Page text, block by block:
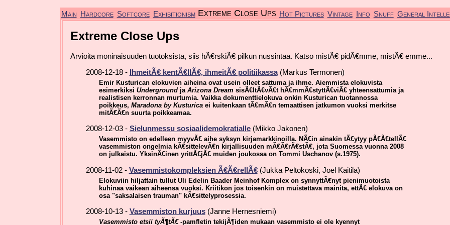
Main Hardcore Softcore Exhibitionism Extreme Close Ups Hot Pictures Vintage Info Snuff General
Extreme Close Ups
Arvioita moninaisuuden tuotoksista, siis hÃ€rskiÃ€ pilkun nussintaa. Katso mistÃ€ pidÃ€mme, mistÃ€ emme...
2008-12-18 - IhmeitÃ€ kentÃ€llÃ€, ihmeitÃ€ politiikassa(Markus Termonen)
Emir Kusturican elokuvien aiheina ovat usein olleet sattuma ja ihme. Aiemmista elokuvista
esimerkiksi Undergroundja Arizona Dream sisÃ€ltÃ€vÃ€t hÃ€mmÃ€styttÃ€viÃ€ yhteensattumia ja
realistisen kerronnan murtumia. Vaikka dokumenttielokuva onkin Kusturican tuotannossa
poikkeus, Maradona by Kusturicaei kuitenkaan tÃ€mÃ€n temaattisen jatkumon vuoksi merkitse
mitÃ€Ã€n suurta poikkeamaa.
2008-12-03 - Sielunmessu sosiaalidemokratialle(Mikko Jakonen)
Vasemmisto on edelleen myyvÃ€ aihe syksyn kirjamarkkinoilla. NÃ€in ainakin tÃ€ytyy pÃ€Ã€tellÃ€
vasemmiston ongelmia kÃ€sittelevÃ€n kirjallisuuden mÃ€Ã€rÃ€stÃ€, jota Suomessa vuonna 2008
on julkaistu. YksinÃ€inen yrittÃ€jÃ€ muiden joukossa on Tommi Uschanov (s.1975).
2008-11-02 - Vasemmistokompleksien Ã€Ã€rellÃ€(Jukka Peltokoski, Joel Kaitila)
Elokuviin hiljattain tullut Uli Edelin Baader Meinhof Komplex on synnyttÃ€nyt pienimuotoista
kuhinaa vaikean aiheensa vuoksi. Kriitikon jos toisenkin on muistettava mainita, ettÃ€ elokuva on
osa "saksalaisen trauman" kÃ€sittelyprosessia.
2008-10-13 - Vasemmiston kurjuus(Janne Hernesniemi)
Vasemmisto etsii tyÃ¶tÃ€-pamfletin tekijÃ¶iden mukaan vasemmisto ei ole kyennyt